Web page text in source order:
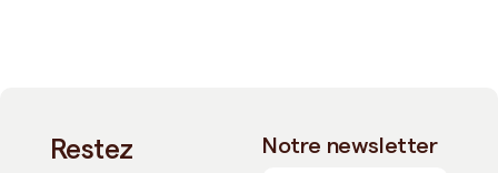
Restez
Notre newsletter